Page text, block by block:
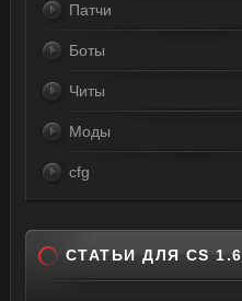
Патчи
Боты
Читы
Моды
cfg
СТАТЬИ ДЛЯ CS 1.6